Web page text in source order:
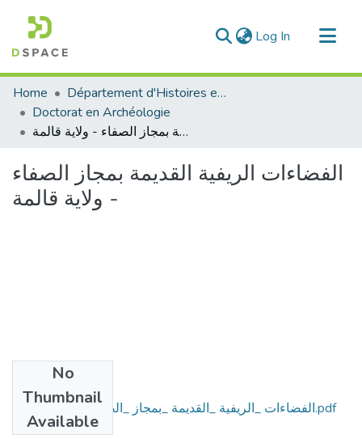
Log In (current)
Communities & Collections
All of DSpace
Statistics
Home
Département d'Histoires et Arts
Doctorat en Archéologie
الفضاءات الريفية القديمة بمجاز الصفاء - ولاية قالمة
الفضاءات الريفية القديمة بمجاز الصفاء
- ولاية قالمة
No
Thumbnail
Available
الفضاءات _الريفية _القديمة _بمجاز _الصفاء - ولاية _قالمة.pdf
(19.5 MB)